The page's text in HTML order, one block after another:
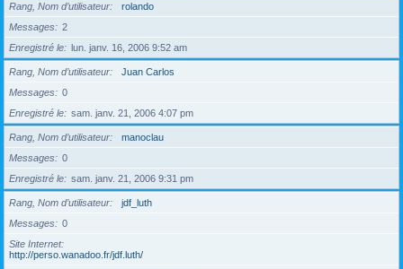
Rang, Nom d’utilisateur
rolando
Messages
2
Enregistré le
lun. janv. 16, 2006 9:52 am
Rang, Nom d’utilisateur
Juan Carlos
Messages
0
Enregistré le
sam. janv. 21, 2006 4:07 pm
Rang, Nom d’utilisateur
manoclau
Messages
0
Enregistré le
sam. janv. 21, 2006 9:31 pm
Rang, Nom d’utilisateur
jdf_luth
Messages
0
Site Internet
http://perso.wanadoo.fr/jdf.luth/